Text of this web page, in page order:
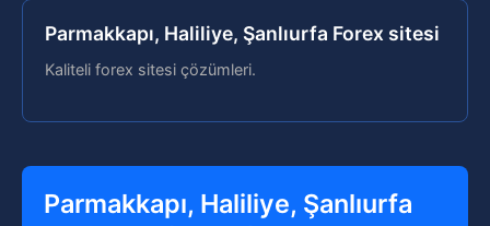
Parmakkapı, Haliliye, Şanlıurfa Forex sitesi
Kaliteli forex sitesi çözümleri.
Parmakkapı, Haliliye, Şanlıurfa